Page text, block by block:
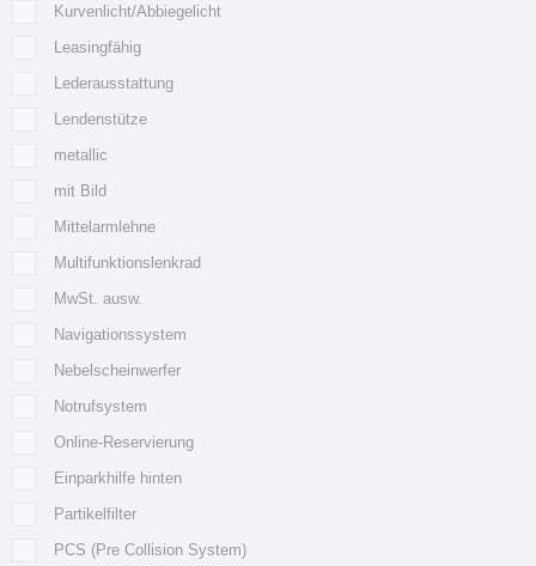
Kurvenlicht/Abbiegelicht
Leasingfähig
Lederausstattung
Lendenstütze
metallic
mit Bild
Mittelarmlehne
Multifunktionslenkrad
MwSt. ausw.
Navigationssystem
Nebelscheinwerfer
Notrufsystem
Online-Reservierung
Einparkhilfe hinten
Partikelfilter
PCS (Pre Collision System)